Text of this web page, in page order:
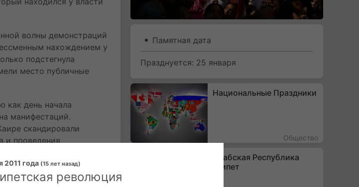
волны демонстраций
нахождением у
подстегнула
место публичные
как день начала
манифестаций.
скандировали
и проведения
газ, но вскоре
Памятная дата
Празднуется: 25 января
Национальные Праздники
Общество
Арабская Республика
Египет
2011 года (15 лет назад)
революция